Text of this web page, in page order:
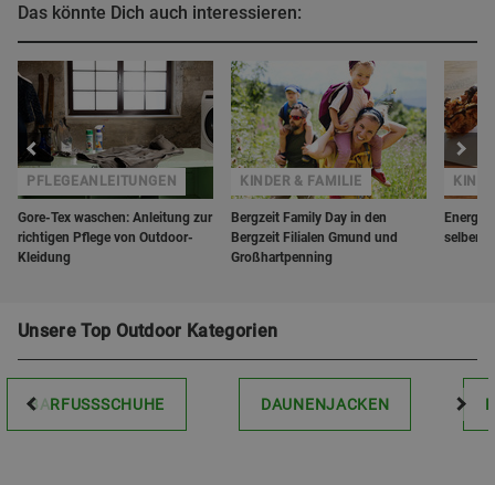
Das könnte Dich auch interessieren:
Gore-Tex waschen: Anleitung zur
richtigen Pflege von Outdoor-
Kleidung
PFLEGEANLEITUNGEN
Bergzeit Family Day in den
Bergzeit Filialen Gmund und
Großhartpenning
KINDER & FAMILIE
selber
Unsere Top Outdoor Kategorien
BARFUSSSCHUHE DAUNENJACKEN